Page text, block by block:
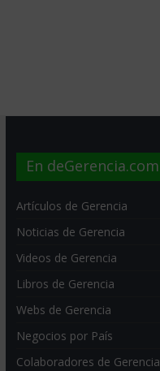
En deGerencia.com
Artículos de Gerencia
Noticias de Gerencia
Videos de Gerencia
Libros de Gerencia
Webs de Gerencia
Negocios por País
Colaboradores de Gerencia